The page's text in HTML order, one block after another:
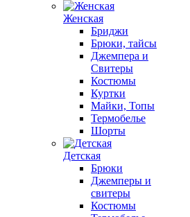
Женская
Бриджи
Брюки, тайсы
Джемпера и
Свитеры
Костюмы
Куртки
Майки, Топы
Термобелье
Шорты
Детская
Брюки
Джемперы и
свитеры
Костюмы